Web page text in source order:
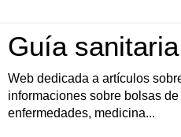
Guía sanitaria
Web dedicada a artículos
informaciones sobre bolsas
enfermedades, medicina...